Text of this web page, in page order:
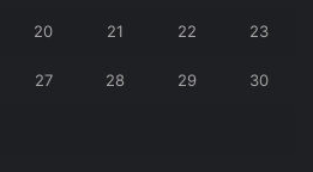
20 21 22 23
27 28 29 30